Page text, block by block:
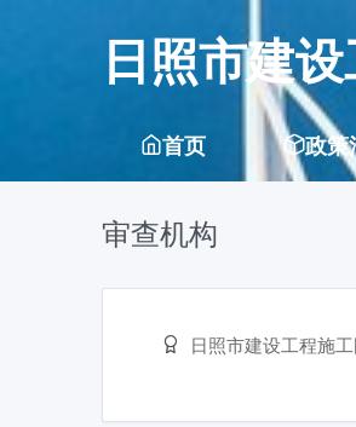
日照市建
首页 政策
审查机构
日照市建设工程施